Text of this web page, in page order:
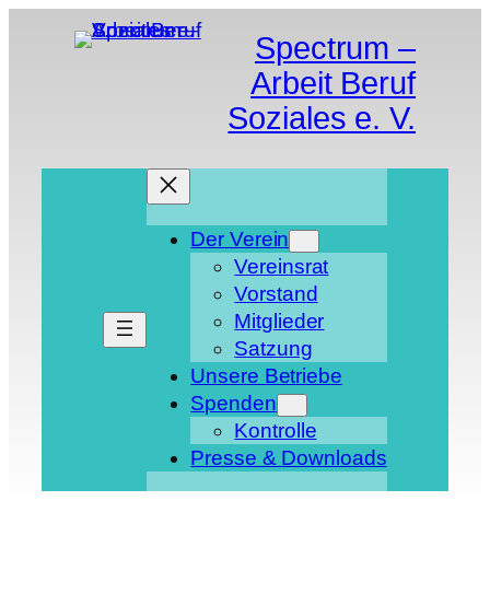
Spectrum –
Arbeit Beruf
Soziales e. V.
Der Verein
Vereinsrat
Vorstand
Mitglieder
Satzung
Unsere Betriebe
Spenden
Kontrolle
Presse & Downloads